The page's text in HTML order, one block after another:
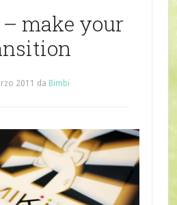
make your
2011 da Bimbi